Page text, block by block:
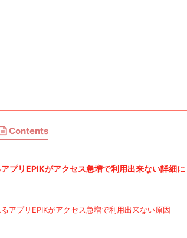
Contents
プリEPIKがアクセス急増で利用出来ない詳細に
アプリEPIKがアクセス急増で利用出来ない原因